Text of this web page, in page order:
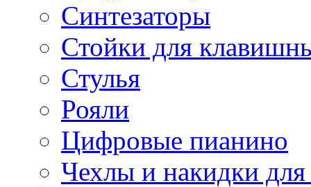
Синтезаторы
Стойки для
Стулья
Рояли
Цифровые пианино
Чехлы и накидки